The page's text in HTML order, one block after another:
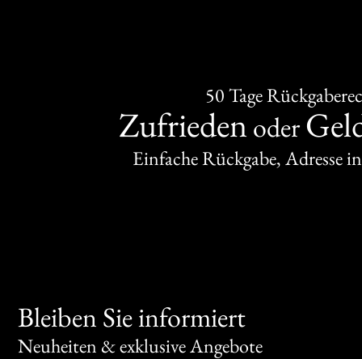
50 Tage
Zufrieden oder
Einfache Rückgabe, Adresse
Bleiben Sie informiert
Neuheiten & exklusive Angebote